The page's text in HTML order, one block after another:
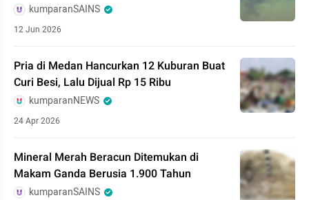
kumparanSAINS
12 Jun 2026
Pria di Medan Hancurkan 12 Kuburan Buat
Curi Besi, Lalu Dijual Rp 15 Ribu
kumparanNEWS
24 Apr 2026
Mineral Merah Beracun Ditemukan di
Makam Ganda Berusia 1.900 Tahun
kumparanSAINS